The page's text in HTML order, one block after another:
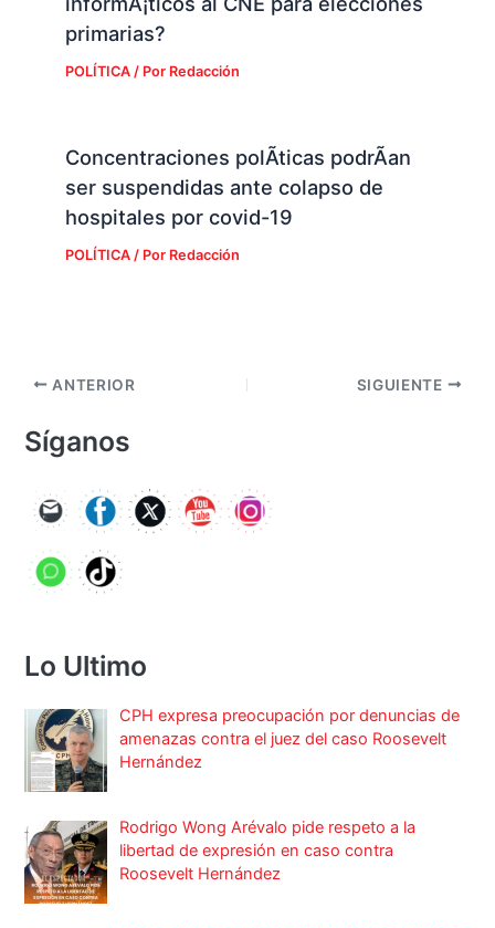
primarias?
POLÍTICA/ Por Redacción
Concentraciones polÃ­ticas podrÃ­an
ser suspendidas ante colapso de
hospitales por covid-19
POLÍTICA/ Por Redacción
ANTERIOR SIGUIENTE
Síganos
Lo Ultimo
CPH expresa preocupación por denuncias de
amenazas contra el juez del caso Roosevelt
Hernández
Rodrigo Wong Arévalo pide respeto a la
libertad de expresión en caso contra
Roosevelt Hernández